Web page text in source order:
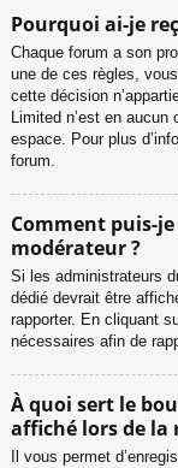
Pourquoi ai-je
Chaque forum a son
une de ces règles,
cette décision
Limited n’est en
espace. Pour plus
forum.
Comment puis-
modérateur ?
Si les administrateurs
dédié devrait être
rapporter. En cliquant
nécessaires afin de
À quoi sert le
affiché lors de la
Il vous permet